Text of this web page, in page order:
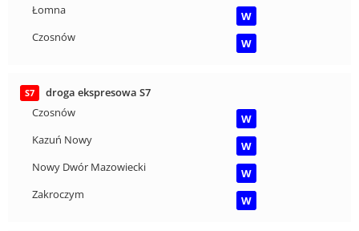
Łomna
W
Czosnów
W
S7
droga ekspresowa S7
Czosnów
W
Kazuń Nowy
W
Nowy Dwór Mazowiecki
W
Zakroczym
W